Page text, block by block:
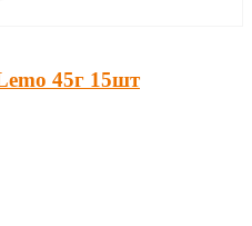
45г 15шт